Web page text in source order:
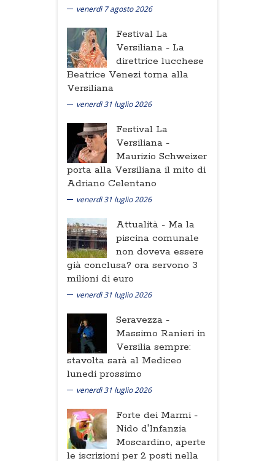
venerdì 7 agosto 2026
Festival La
Versiliana - La
direttrice lucchese
Beatrice Venezi torna alla
Versiliana
venerdì 31 luglio 2026
Festival La
Versiliana -
Maurizio Schweizer
porta alla Versiliana il mito di
Adriano Celentano
venerdì 31 luglio 2026
Attualità - Ma la
piscina comunale
non doveva essere
già conclusa? ora servono 3
milioni di euro
venerdì 31 luglio 2026
Seravezza -
Massimo Ranieri in
Versilia sempre:
stavolta sarà al Mediceo
lunedi prossimo
venerdì 31 luglio 2026
Forte dei Marmi -
Nido d'Infanzia
Moscardino, aperte
le iscrizioni per 2 posti nella